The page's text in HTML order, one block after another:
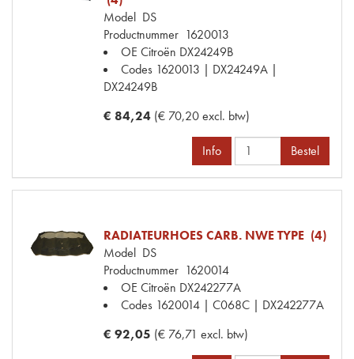
Model DS
Productnummer 1620013
OE Citroën DX24249B
Codes 1620013 | DX24249A |
DX24249B
€ 84,24 (€ 70,20 excl. btw)
Info Bestel
RADIATEURHOES CARB. NWE TYPE (4)
Model DS
Productnummer 1620014
OE Citroën DX242277A
Codes 1620014 | C068C | DX242277A
€ 92,05 (€ 76,71 excl. btw)